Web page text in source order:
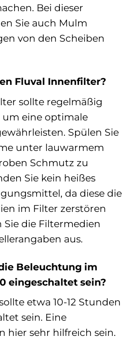
Bei dieser
Sie auch Mulm
von den Scheiben
Fluval Innenfilter?
sollte regelmäßig
eine optimale
Spülen Sie
unter lauwarmem
Schmutz zu
Sie kein heißes
da diese die
im Filter zerstören
Sie die Filtermedien
aus.
Beleuchtung im
eingeschaltet sein?
etwa 10-12 Stunden
sein. Eine
hier sehr hilfreich sein.